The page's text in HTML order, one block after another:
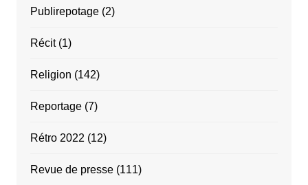
Publirepotage(2)
Récit(1)
Religion (142)
Reportage(7)
Rétro 2022 (12)
Revue de presse(111)